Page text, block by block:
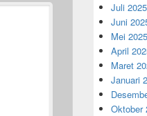
Juli 2025
Juni
Mei 2025
April
Maret
Januari
Oktober